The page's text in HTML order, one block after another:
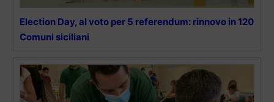
Election Day, al voto per 5 referendum: rinnovo in 120
Comuni siciliani